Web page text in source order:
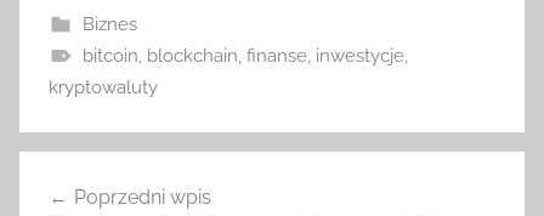
Biznes
bitcoin blockchain finanse, inwestycje,
kryptowaluty
Poprzedni wpis